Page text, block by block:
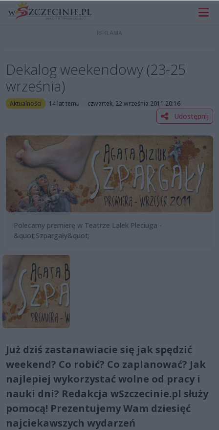
Dekalog weekendowy (23-25
września)
Aktualności 14 lat temu czwartek, 22 września 2011 20:16
Udostępnij
Polecamy premierę w Teatrze Lalek Pleciuga -
&quot;Szpargały&quot;
Już dziś zastanawiacie się jak spędzić
weekend? Co robić? Co zaplanować? Jak
najlepiej wykorzystać wolne od pracy i
nauki dni? Redakcja wSzczecinie.pl służy
pomocą! Prezentujemy Wam dziesięć
najciekawszych wydarzeń